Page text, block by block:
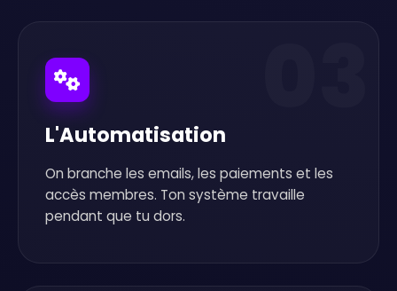
L'Automatisation
On branche les emails, les paiements et les
accès membres. Ton système travaille
pendant que tu dors.